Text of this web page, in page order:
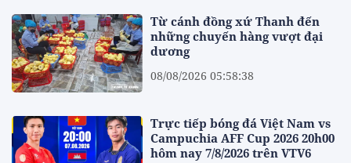
Từ cánh đồng xứ Thanh đến
những chuyến hàng vượt đại
dương
08/08/2026 05:58:38
Trực tiếp bóng đá Việt Nam vs
Campuchia AFF Cup 2026 20h00
hôm nay 7/8/2026 trên VTV6